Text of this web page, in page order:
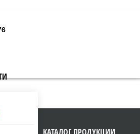
КАТАЛОГ ПРОДУКЦИИ